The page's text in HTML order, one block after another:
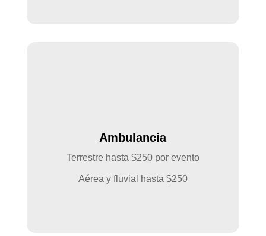
Ambulancia
Terrestre hasta $250 por evento
Aérea y fluvial hasta $250